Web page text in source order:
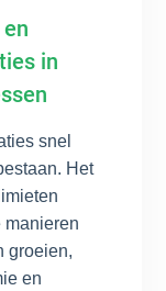
in
snel
Het
manieren
groeien,
en